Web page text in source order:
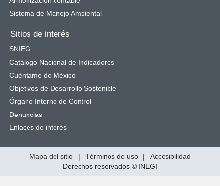
Sistema de Manejo Ambiental
Sitios de interés
SNIEG
Catálogo Nacional de Indicadores
Cuéntame de México
Objetivos de Desarrollo Sostenible
Órgano Interno de Control
Denuncias
Enlaces de interés
Mapa del sitio | Términos de uso |
Accesibilidad
Derechos reservados © INEGI